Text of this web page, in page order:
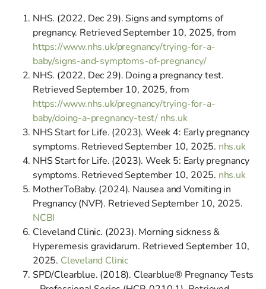
NHS. (2022, Dec 29). Signs and symptoms of
pregnancy. Retrieved September 10, 2025, from
https://www.nhs.uk/pregnancy/trying-for-a-
baby/signs-and-symptoms-of-pregnancy/
NHS. (2022, Dec 29). Doing a pregnancy test.
Retrieved September 10, 2025, from
https://www.nhs.uk/pregnancy/trying-for-a-
baby/doing-a-pregnancy-test/ nhs.uk
NHS Start for Life. (2023). Week 4: Early pregnancy
symptoms. Retrieved September 10, 2025. nhs.uk
NHS Start for Life. (2023). Week 5: Early pregnancy
symptoms. Retrieved September 10, 2025. nhs.uk
MotherToBaby. (2024). Nausea and Vomiting in
Pregnancy (NVP). Retrieved September 10, 2025.
NCBI
Cleveland Clinic. (2023). Morning sickness &
Hyperemesis gravidarum. Retrieved September 10,
2025. Cleveland Clinic
SPD/Clearblue. (2018). Clearblue® Pregnancy Tests